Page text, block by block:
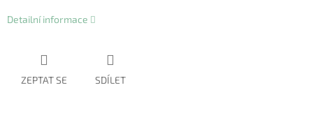
Detailní informace
ZEPTAT SE SDÍLET